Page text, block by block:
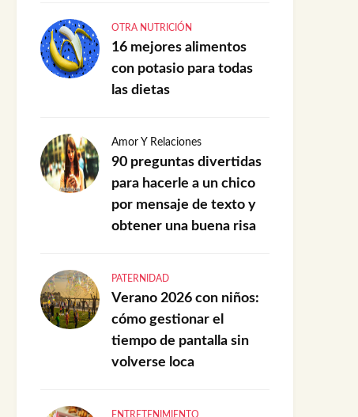
OTRA NUTRICIÓN
16 mejores alimentos
con potasio para todas
las dietas
Amor Y Relaciones
90 preguntas divertidas
para hacerle a un chico
por mensaje de texto y
obtener una buena risa
PATERNIDAD
Verano 2026 con niños:
cómo gestionar el
tiempo de pantalla sin
volverse loca
ENTRETENIMIENTO